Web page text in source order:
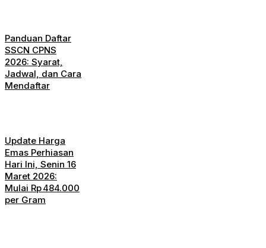
Panduan Daftar
SSCN CPNS
2026: Syarat,
Jadwal, dan Cara
Mendaftar
Update Harga
Emas Perhiasan
Hari Ini, Senin 16
Maret 2026:
Mulai Rp 484.000
per Gram